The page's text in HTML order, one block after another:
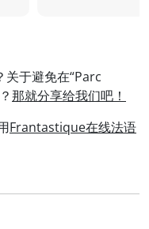
于避免在“Parc
那就分享给我们吧！
Frantastique在线法语